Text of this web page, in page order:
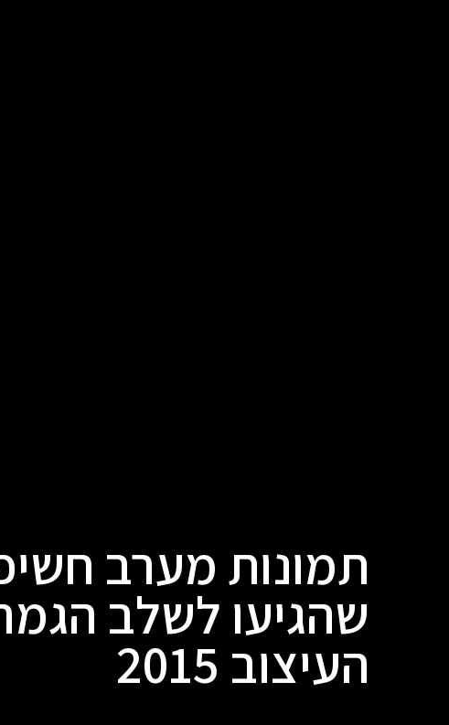
תמונות מערב
שהגיעו לשלב
העיצוב 2015